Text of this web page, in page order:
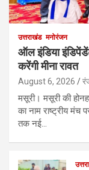
उत्तराखंड मनोरंजन
ऑल इंडिया
करेंगी मीना रावत
August 6, 2026
मसूरी। मसूरी की
का नाम राष्ट्रीय
तक नई…